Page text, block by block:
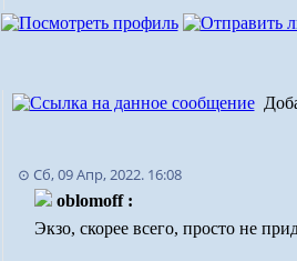
⊙ Сб, 09 Апр, 2022. 16:08
oblomoff :
Экзо, скорее всего, просто не